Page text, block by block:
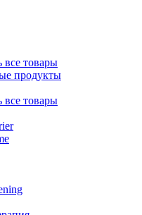
все товары
продукты
все товары